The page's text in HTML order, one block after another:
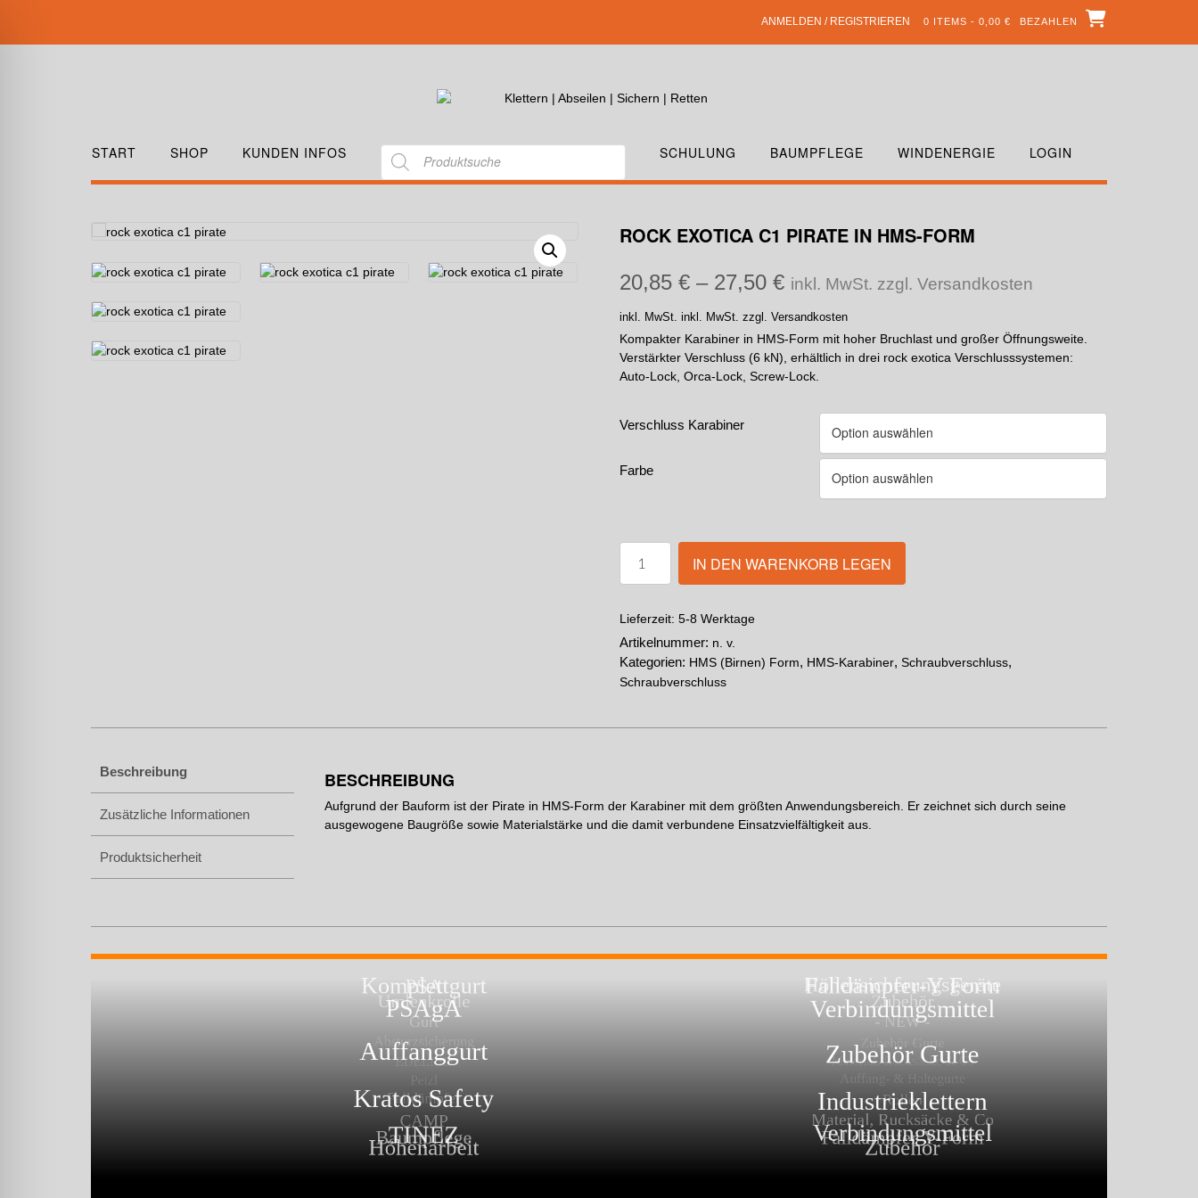
ANMELDEN / REGISTRIEREN 0 ITEMS - 0,00 € BEZAHLEN
START SHOP KUNDEN INFOS SCHULUNG BAUMPFLEGE WINDENERGIE LOGIN
ROCK EXOTICA C1 PIRATE IN HMS-FORM
20,85 €– 27,50 € inkl. MwSt. zzgl. Versandkosten
inkl. MwSt. inkl. MwSt. zzgl. Versandkosten
Kompakter Karabiner in HMS-Form mit hoher Bruchlast und großer Öffnungsweite.
Verstärkter Verschluss (6 kN), erhältlich in drei rock exotica Verschlusssystemen:
Auto-Lock, Orca-Lock, Screw-Lock.
Verschluss Karabiner
Farbe
IN DEN WARENKORB LEGEN
Lieferzeit: 5-8 Werktage
Artikelnummer: n. v.
Kategorien: HMS (Birnen) Form, HMS-Karabiner, Schraubverschluss,
Schraubverschluss
Beschreibung
Zusätzliche Informationen
Produktsicherheit
BESCHREIBUNG
Aufgrund der Bauform ist der Pirate in HMS-Form der Karabiner mit dem größten Anwendungsbereich. Er zeichnet sich durch seine
ausgewogene Baugröße sowie Materialstärke und die damit verbundene Einsatzvielfältigkeit aus.